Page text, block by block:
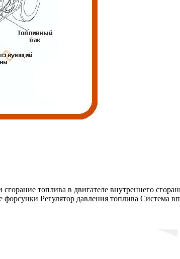
топлива в двигателе внутреннего
Регулятор давления топлива Система